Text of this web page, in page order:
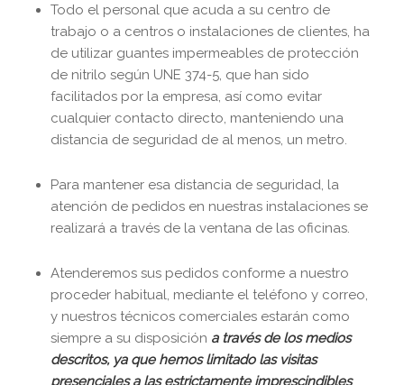
Todo el personal que acuda a su centro de
trabajo o a centros o instalaciones de clientes, ha
de utilizar guantes impermeables de protección
de nitrilo según UNE 374-5, que han sido
facilitados por la empresa, así como evitar
cualquier contacto directo, manteniendo una
distancia de seguridad de al menos, un metro.
Para mantener esa distancia de seguridad, la
atención de pedidos en nuestras instalaciones se
realizará a través de la ventana de las oficinas.
Atenderemos sus pedidos conforme a nuestro
proceder habitual, mediante el teléfono y correo,
y nuestros técnicos comerciales estarán como
siempre a su disposición a través de los medios
descritos, ya que hemos limitado las visitas
presenciales a las estrictamente imprescindibles.